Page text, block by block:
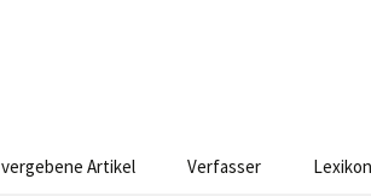
vergebene Artikel Verfasser